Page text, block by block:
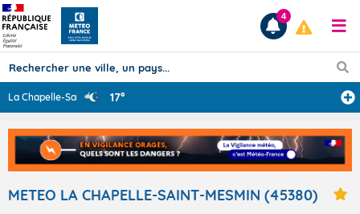
Prévisions
TOUS LES RÉSULTATS
4
La Chapelle-Sai ... 17°
METEO LA CHAPELLE-SAINT-MESMIN (45380)